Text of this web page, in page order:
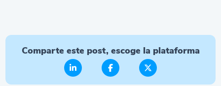
Comparte este post, escoge la plataforma